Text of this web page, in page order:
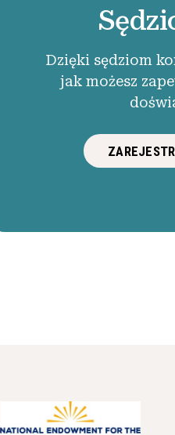
Dzięki sędziom
jak możesz